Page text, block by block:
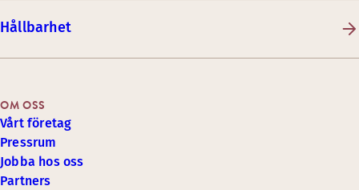
Hållbarhet
OM OSS
Vårt företag
Pressrum
Jobba hos oss
Partners